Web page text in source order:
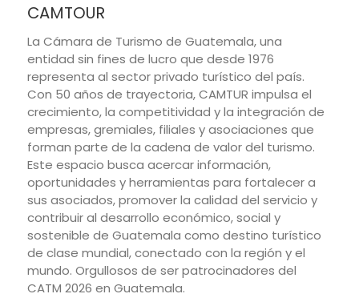
CAMTOUR
La Cámara de Turismo de Guatemala, una
entidad sin fines de lucro que desde 1976
representa al sector privado turístico del país.
Con 50 años de trayectoria, CAMTUR impulsa el
crecimiento, la competitividad y la integración de
empresas, gremiales, filiales y asociaciones que
forman parte de la cadena de valor del turismo.
Este espacio busca acercar información,
oportunidades y herramientas para fortalecer a
sus asociados, promover la calidad del servicio y
contribuir al desarrollo económico, social y
sostenible de Guatemala como destino turístico
de clase mundial, conectado con la región y el
mundo. Orgullosos de ser patrocinadores del
CATM 2026 en Guatemala.